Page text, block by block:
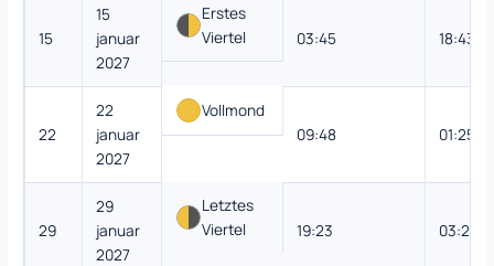
15
15
januar
2027
Erstes
Viertel
03:45 18:43
22
22
januar
2027
Vollmond
09:48
01:25
29
29
januar
2027
Letztes
Viertel
19:23 03:20